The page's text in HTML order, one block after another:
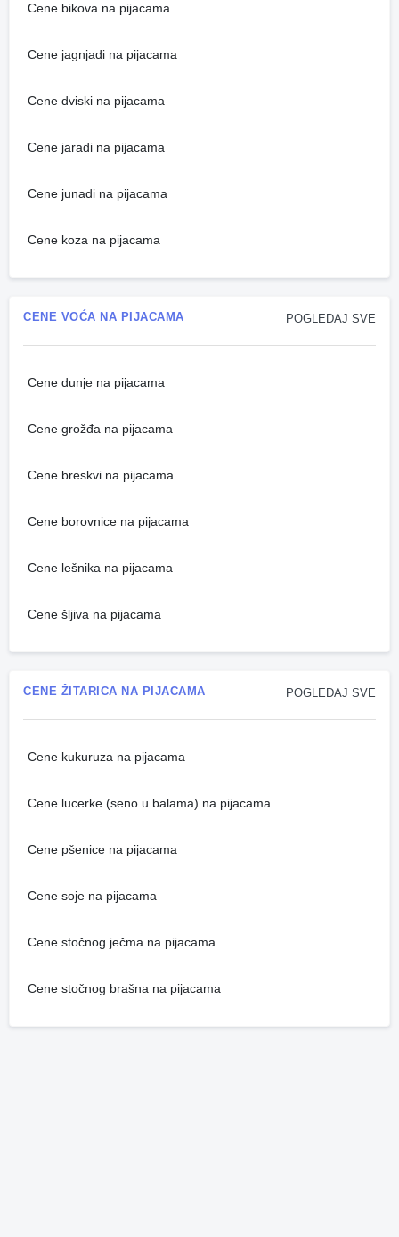
Cene bikova na pijacama
Cene jagnjadi na pijacama
Cene dviski na pijacama
Cene jaradi na pijacama
Cene junadi na pijacama
Cene koza na pijacama
POGLEDAJ SVE
CENE VOĆA NA PIJACAMA
Cene dunje na pijacama
Cene grožđa na pijacama
Cene breskvi na pijacama
Cene borovnice na pijacama
Cene lešnika na pijacama
Cene šljiva na pijacama
POGLEDAJ SVE
CENE ŽITARICA NA PIJACAMA
Cene kukuruza na pijacama
Cene lucerke (seno u balama) na pijacama
Cene pšenice na pijacama
Cene soje na pijacama
Cene stočnog ječma na pijacama
Cene stočnog brašna na pijacama